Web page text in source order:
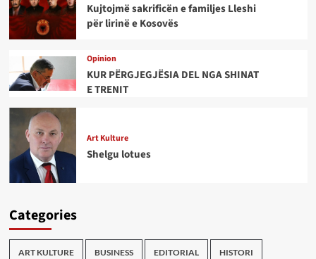
Kujtojmë sakrificën e familjes Lleshi
për lirinë e Kosovës
Opinion
KUR PËRGJEGJËSIA DEL NGA SHINAT
E TRENIT
Art Kulture
Shelgu lotues
Categories
ART KULTURE BUSINESS EDITORIAL HISTORI